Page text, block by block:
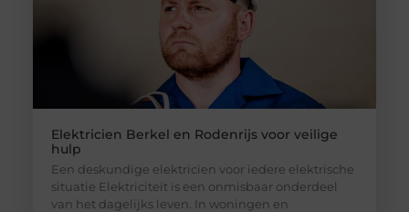
Elektricien Berkel en Rodenrijs voor veilige
hulp
Een deskundige elektricien voor iedere elektrische
situatie Elektriciteit is een onmisbaar onderdeel
van het dagelijks leven. In woningen en